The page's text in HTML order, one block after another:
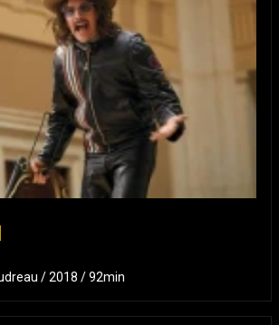
/ 2018 / 92min